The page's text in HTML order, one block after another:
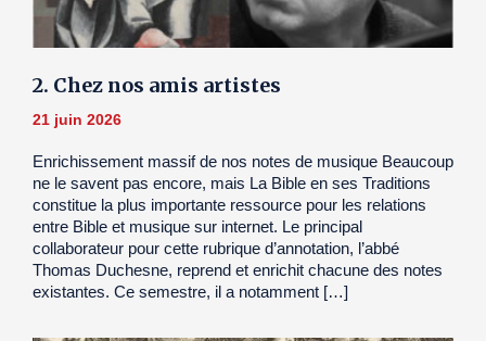
2. Chez nos amis artistes
21 juin 2026
Enrichissement massif de nos notes de musique Beaucoup
ne le savent pas encore, mais La Bible en ses Traditions
constitue la plus importante ressource pour les relations
entre Bible et musique sur internet. Le principal
collaborateur pour cette rubrique d’annotation, l’abbé
Thomas Duchesne, reprend et enrichit chacune des notes
existantes. Ce semestre, il a notamment […]